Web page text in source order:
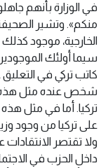
في الوزارة بأنهم
منكم». وتشير
الخارجية، موجود كذلك
سيما أولئك
كاتب تركي في
شخص عنده مثل هذه
تركيا. أما في مثل
على تركيا من وجود
ولا تقتصر
داخل الحزب في